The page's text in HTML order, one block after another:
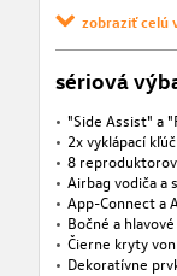
zobraziť celú
sériová
"Side Assist" a
2x vyklápací kľúč
8 reproduktorov
Airbag vodiča a
App-Connect a
Bočné a
Čierne kryty
Dekoratívne